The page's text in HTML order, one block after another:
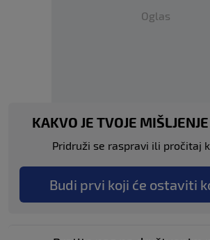
Oglas
KAKVO JE TVOJE
Pridruži se raspravi ili pročitaj
Budi prvi koji će ostaviti